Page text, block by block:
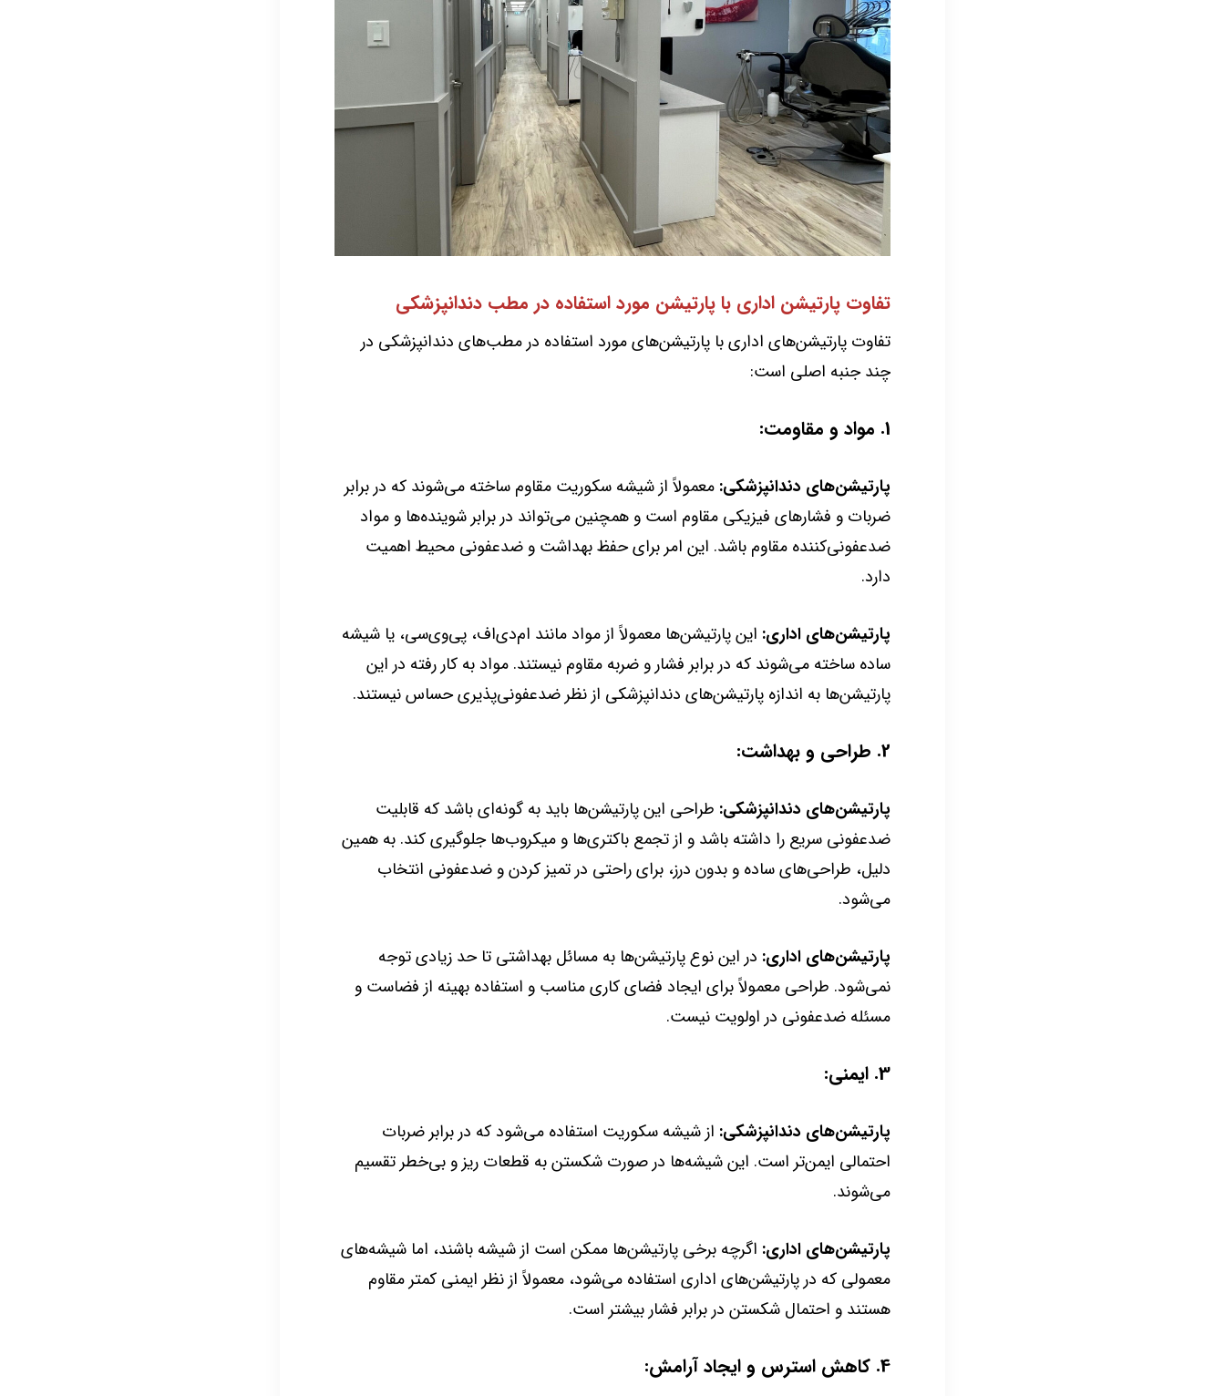
تفاوت پارتیشن اداری با پارتیشن مورد استفاده در مطب دندانپزشکی
تفاوت پارتیشن‌های اداری با پارتیشن‌های مورد استفاده در مطب‌های دندانپزشکی در
چند جنبه اصلی است:
1. مواد و مقاومت:
پارتیشن‌های دندانپزشکی: معمولاً از شیشه سکوریت مقاوم ساخته می‌شوند که در برابر
ضربات و فشارهای فیزیکی مقاوم است و همچنین می‌تواند در برابر شوینده‌ها و مواد
ضدعفونی‌کننده مقاوم باشد. این امر برای حفظ بهداشت و ضدعفونی محیط اهمیت
دارد.
پارتیشن‌های اداری: این پارتیشن‌ها معمولاً از مواد مانند ام‌دی‌اف، پی‌وی‌سی، یا شیشه
ساده ساخته می‌شوند که در برابر فشار و ضربه مقاوم نیستند. مواد به کار رفته در این
پارتیشن‌ها به اندازه پارتیشن‌های دندانپزشکی از نظر ضدعفونی‌پذیری حساس نیستند.
2. طراحی و بهداشت:
پارتیشن‌های دندانپزشکی: طراحی این پارتیشن‌ها باید به گونه‌ای باشد که قابلیت
ضدعفونی سریع را داشته باشد و از تجمع باکتری‌ها و میکروب‌ها جلوگیری کند. به همین
دلیل، طراحی‌های ساده و بدون درز، برای راحتی در تمیز کردن و ضدعفونی انتخاب
می‌شود.
پارتیشن‌های اداری: در این نوع پارتیشن‌ها به مسائل بهداشتی تا حد زیادی توجه
نمی‌شود. طراحی معمولاً برای ایجاد فضای کاری مناسب و استفاده بهینه از فضاست و
مسئله ضدعفونی در اولویت نیست.
3. ایمنی:
پارتیشن‌های دندانپزشکی: از شیشه سکوریت استفاده می‌شود که در برابر ضربات
احتمالی ایمن‌تر است. این شیشه‌ها در صورت شکستن به قطعات ریز و بی‌خطر تقسیم
می‌شوند.
پارتیشن‌های اداری: اگرچه برخی پارتیشن‌ها ممکن است از شیشه باشند، اما شیشه‌های
معمولی که در پارتیشن‌های اداری استفاده می‌شود، معمولاً از نظر ایمنی کمتر مقاوم
هستند و احتمال شکستن در برابر فشار بیشتر است.
4. کاهش استرس و ایجاد آرامش: